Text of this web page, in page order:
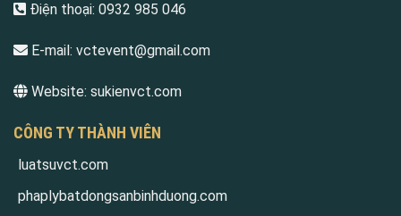
Điện thoại: 0932 985 046
E-mail: vctevent@gmail.com
Website: sukienvct.com
CÔNG TY THÀNH VIÊN
luatsuvct.com
phaplybatdongsanbinhduong.com